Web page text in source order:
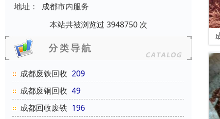
地址：
成都市内服务
本站共被浏览过 3948750 次
成都废铁回收 209
成都废铜回收 49
成都回收废铁 196